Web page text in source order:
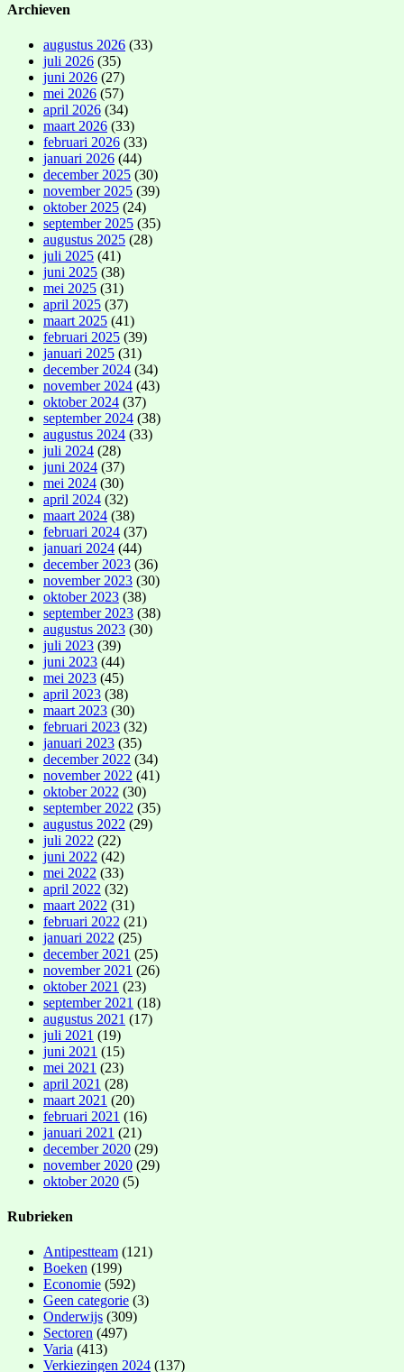
Archieven
augustus 2026 (33)
juli 2026 (35)
juni 2026 (27)
mei 2026 (57)
april 2026 (34)
maart 2026 (33)
februari 2026 (33)
januari 2026 (44)
december 2025 (30)
november 2025 (39)
oktober 2025 (24)
september 2025 (35)
augustus 2025 (28)
juli 2025 (41)
juni 2025 (38)
mei 2025 (31)
april 2025 (37)
maart 2025 (41)
februari 2025 (39)
januari 2025 (31)
december 2024 (34)
november 2024 (43)
oktober 2024 (37)
september 2024 (38)
augustus 2024 (33)
juli 2024 (28)
juni 2024 (37)
mei 2024 (30)
april 2024 (32)
maart 2024 (38)
februari 2024 (37)
januari 2024 (44)
december 2023 (36)
november 2023 (30)
oktober 2023 (38)
september 2023 (38)
augustus 2023 (30)
juli 2023 (39)
juni 2023 (44)
mei 2023 (45)
april 2023 (38)
maart 2023 (30)
februari 2023 (32)
januari 2023 (35)
december 2022 (34)
november 2022 (41)
oktober 2022 (30)
september 2022 (35)
augustus 2022 (29)
juli 2022 (22)
juni 2022 (42)
mei 2022 (33)
april 2022 (32)
maart 2022 (31)
februari 2022 (21)
januari 2022 (25)
december 2021 (25)
november 2021 (26)
oktober 2021 (23)
september 2021 (18)
augustus 2021 (17)
juli 2021 (19)
juni 2021 (15)
mei 2021 (23)
april 2021 (28)
maart 2021 (20)
februari 2021 (16)
januari 2021 (21)
december 2020 (29)
november 2020 (29)
oktober 2020 (5)
Rubrieken
Antipestteam (121)
Boeken (199)
Economie (592)
Geen categorie (3)
Onderwijs (309)
Sectoren (497)
Varia (413)
Verkiezingen 2024 (137)